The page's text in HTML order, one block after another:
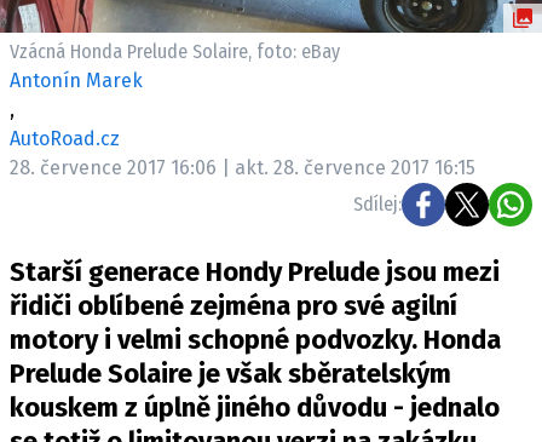
ELEKTRO
TISKOVKY
ROZHOVORY
DAKAR
Z DOMOVA
ZE SVĚTA
Vzácná Honda Prelude Solaire, foto: eBay
Antonín Marek
,
AutoRoad.cz
28. července 2017 16:06 | akt. 28. července 2017 16:15
Sdílej:
Starší generace Hondy Prelude jsou mezi
řidiči oblíbené zejména pro své agilní
motory i velmi schopné podvozky. Honda
Prelude Solaire je však sběratelským
kouskem z úplně jiného důvodu - jednalo